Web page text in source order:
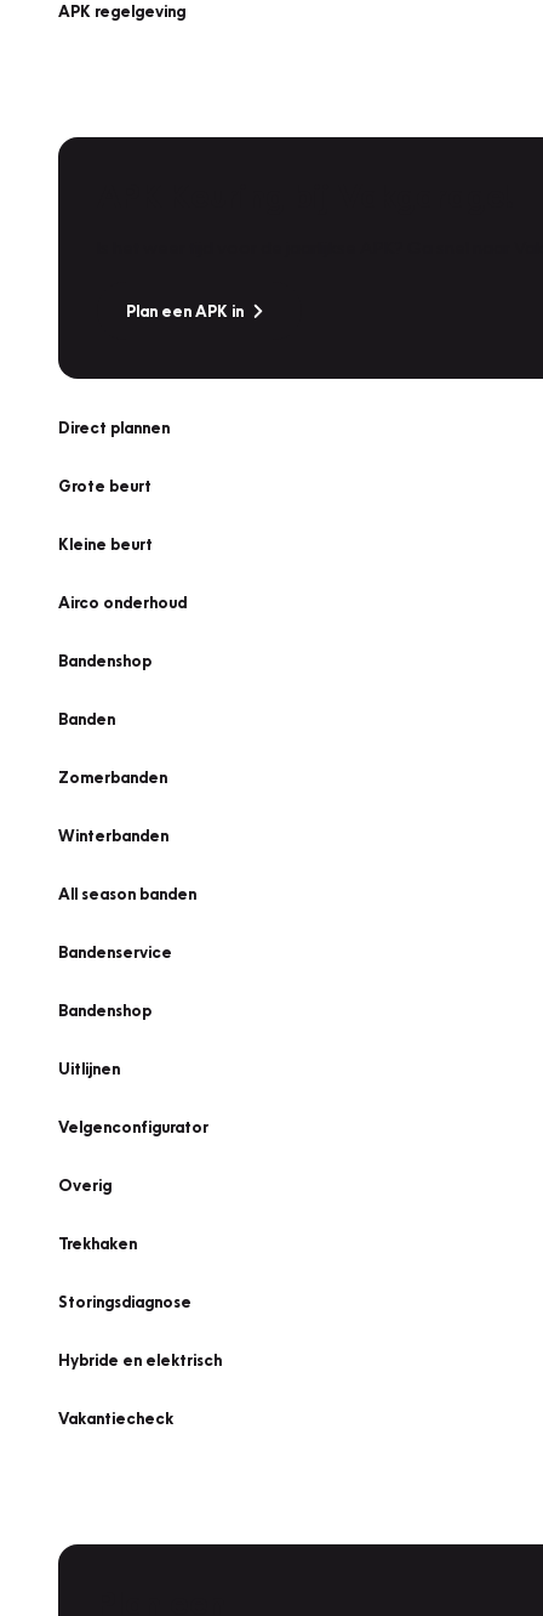
APK regelgeving
Plan een APK in
Direct plannen
Grote beurt
Kleine beurt
Airco onderhoud
Bandenshop
Banden
Zomerbanden
Winterbanden
All season banden
Bandenservice
Bandenshop
Uitlijnen
Velgenconfigurator
Overig
Trekhaken
Storingsdiagnose
Hybride en elektrisch
Vakantiecheck